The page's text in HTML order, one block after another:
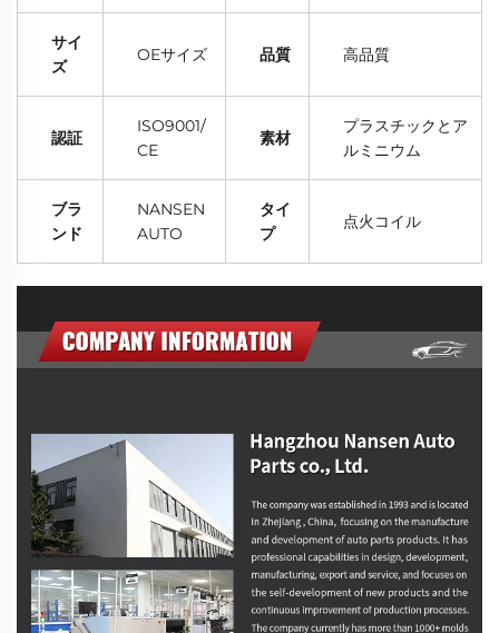
サイ
ズ
OEサイズ 品質 高品質
認証
ISO9001/
CE
素材
プラスチックとア
ルミニウム
ブラ
ンド
NANSEN
AUTO
タイ
プ
点火コイル